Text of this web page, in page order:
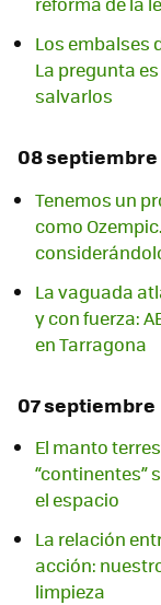
Los embalses
La pregunta
salvarlos
08 septiembre
Tenemos un
como
La vaguada
y con fuerza:
en Tarragona
07 septiembre
El manto
“continentes”
el espacio
La relación
acción:
limpieza